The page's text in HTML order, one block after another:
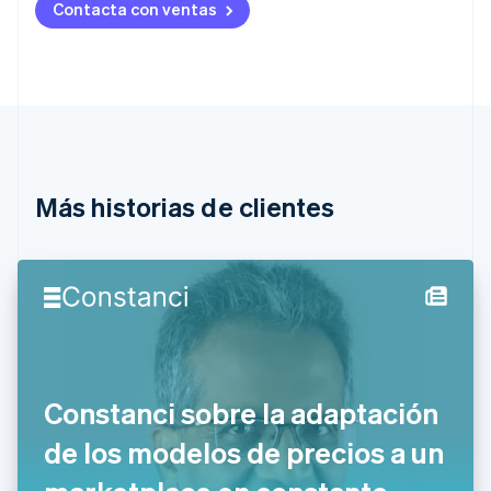
Contacta con ventas
Más historias de clientes
Constanci sobre la adaptación
de los modelos de precios a un
English
English
Canadá
China continental
简体中文
Chipre
English
Emiratos Árabes Unidos
English